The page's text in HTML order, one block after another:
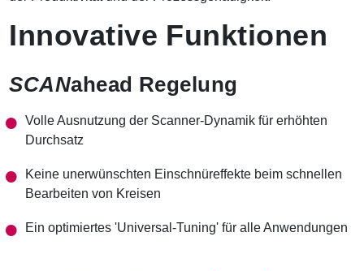
Innovative Funktionen
SCANahead Regelung
Volle Ausnutzung der Scanner-Dynamik für erhöhten
Durchsatz
Keine unerwünschten Einschnüreffekte beim schnellen
Bearbeiten von Kreisen
Ein optimiertes 'Universal-Tuning' für alle Anwendungen